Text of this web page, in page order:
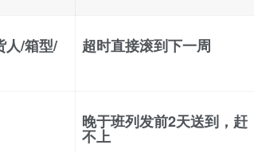
人/箱型/ 超时直接滚到下一周
晚于班列发前2天送到，赶
不上